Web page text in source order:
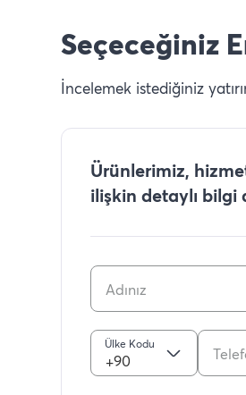
Seçeceğiniz
İncelemek istediğiniz
Ürünlerimiz,
ilişkin detaylı
Ülke Kodu
+90